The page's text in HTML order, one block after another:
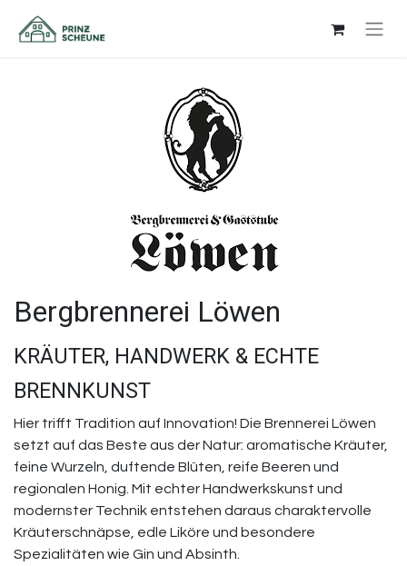
Bergbrennerei Löwen
KRÄUTER, HANDWERK & ECHTE
BRENNKUNST
Hier trifft Tradition auf Innovation! Die Brennerei Löwen
setzt auf das Beste aus der Natur: aromatische Kräuter,
feine Wurzeln, duftende Blüten, reife Beeren und
regionalen Honig. Mit echter Handwerkskunst und
modernster Technik entstehen daraus charaktervolle
Kräuterschnäpse, edle Liköre und besondere
Spezialitäten wie Gin und Absinth.